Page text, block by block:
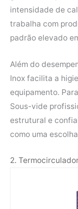
intensidade de
trabalha com
padrão elevado
Além do
Inox facilita a
equipamento.
Sous-vide
estrutural e
como uma
2.